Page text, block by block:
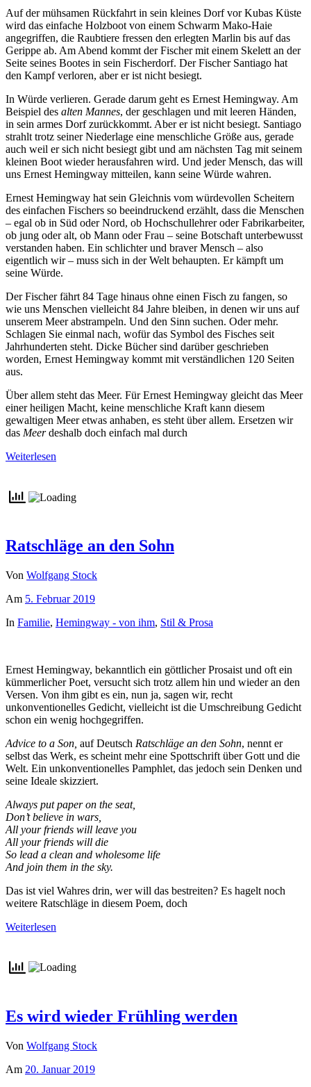
Auf der mühsamen Rückfahrt in sein kleines Dorf vor Kubas Küste
wird das einfache Holzboot von einem Schwarm Mako-Haie
angegriffen, die Raubtiere fressen den erlegten Marlin bis auf das
Gerippe ab. Am Abend kommt der Fischer mit einem Skelett an der
Seite seines Bootes in sein Fischerdorf. Der Fischer Santiago hat
den Kampf verloren, aber er ist nicht besiegt.
In Würde verlieren. Gerade darum geht es Ernest Hemingway. Am
Beispiel des alten Mannes, der geschlagen und mit leeren Händen,
in sein armes Dorf zurückkommt. Aber er ist nicht besiegt. Santiago
strahlt trotz seiner Niederlage eine menschliche Größe aus, gerade
auch weil er sich nicht besiegt gibt und am nächsten Tag mit seinem
kleinen Boot wieder herausfahren wird. Und jeder Mensch, das will
uns Ernest Hemingway mitteilen, kann seine Würde wahren.
Ernest Hemingway hat sein Gleichnis vom würdevollen Scheitern
des einfachen Fischers so beeindruckend erzählt, dass die Menschen
– egal ob in Süd oder Nord, ob Hochschullehrer oder Fabrikarbeiter,
ob jung oder alt, ob Mann oder Frau – seine Botschaft unterbewusst
verstanden haben. Ein schlichter und braver Mensch – also
eigentlich wir – muss sich in der Welt behaupten. Er kämpft um
seine Würde.
Der Fischer fährt 84 Tage hinaus ohne einen Fisch zu fangen, so
wie uns Menschen vielleicht 84 Jahre bleiben, in denen wir uns auf
unserem Meer abstrampeln. Und den Sinn suchen. Oder mehr.
Schlagen Sie einmal nach, wofür das Symbol des Fisches seit
Jahrhunderten steht. Dicke Bücher sind darüber geschrieben
worden, Ernest Hemingway kommt mit verständlichen 120 Seiten
aus.
Über allem steht das Meer. Für Ernest Hemingway gleicht das Meer
einer heiligen Macht, keine menschliche Kraft kann diesem
gewaltigen Meer etwas anhaben, es steht über allem. Ersetzen wir
das Meerdeshalb doch einfach mal durch
Weiterlesen
Ratschläge an den Sohn
Von Wolfgang Stock
Am 5. Februar 2019
In Familie, Hemingway - von ihm, Stil & Prosa
Ernest Hemingway, bekanntlich ein göttlicher Prosaist und oft ein
kümmerlicher Poet, versucht sich trotz allem hin und wieder an den
Versen. Von ihm gibt es ein, nun ja, sagen wir, recht
unkonventionelles Gedicht, vielleicht ist die Umschreibung Gedicht
schon ein wenig hochgegriffen.
Advice to a Son, auf Deutsch Ratschläge an den Sohn, nennt er
selbst das Werk, es scheint mehr eine Spottschrift über Gott und die
Welt. Ein unkonventionelles Pamphlet, das jedoch sein Denken und
seine Ideale skizziert.
Always put paper on the seat,
Don’t believe in wars,
All your friends will leave you
All your friends will die
So lead a clean and wholesome life
And join them in the sky.
Das ist viel Wahres drin, wer will das bestreiten? Es hagelt noch
weitere Ratschläge in diesem Poem, doch
Weiterlesen
Es wird wieder Frühling werden
Von Wolfgang Stock
Am 20. Januar 2019